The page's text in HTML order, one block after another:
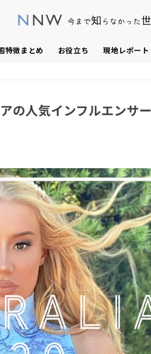
特徴まとめ お役立ち 現地レポート
の人気インフルエンサー